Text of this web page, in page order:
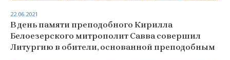
В день памяти преподобного Кирилла
Белоезерского митрополит Савва совершил
Литургию в обители, основанной преподобным
22.06.2021